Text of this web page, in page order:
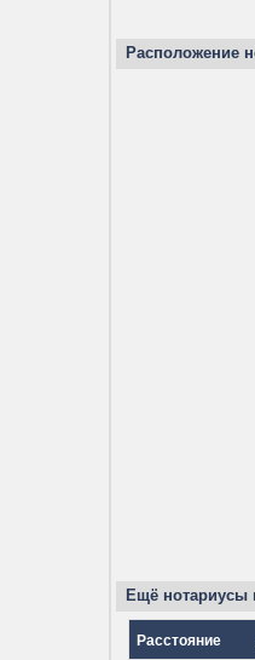
Расположение
Ещё нотариусы
Расстояние